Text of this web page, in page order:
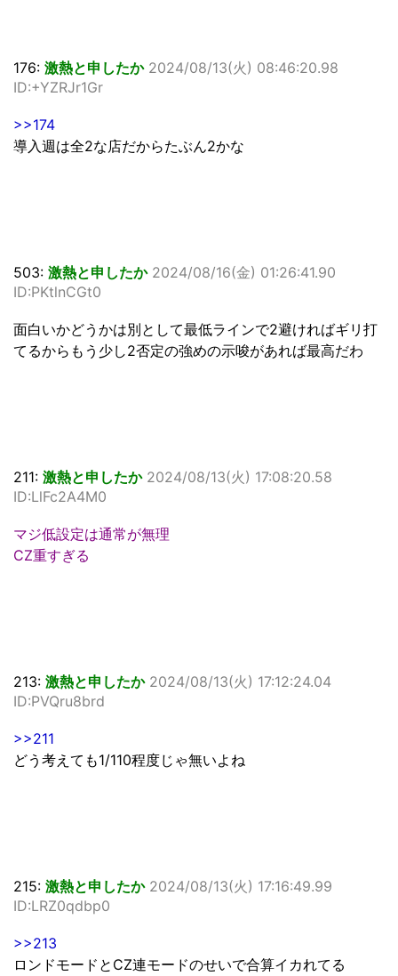
176: 激熱と申したか 2024/08/13(火) 08:46:20.98
ID:+YZRJr1Gr
>>174
導入週は全2な店だからたぶん2かな
503: 激熱と申したか 2024/08/16(金) 01:26:41.90
ID:PKtlnCGt0
面白いかどうかは別として最低ラインで2避ければギリ打
てるからもう少し2否定の強めの示唆があれば最高だわ
211: 激熱と申したか 2024/08/13(火) 17:08:20.58
ID:LlFc2A4M0
マジ低設定は通常が無理
CZ重すぎる
213: 激熱と申したか 2024/08/13(火) 17:12:24.04
ID:PVQru8brd
>>211
どう考えても1/110程度じゃ無いよね
215: 激熱と申したか 2024/08/13(火) 17:16:49.99
ID:LRZ0qdbp0
>>213
ロンドモードとCZ連モードのせいで合算イカれてる